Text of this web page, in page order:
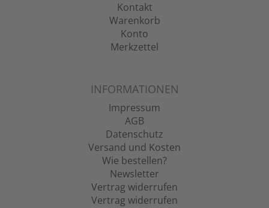
Kontakt
Warenkorb
Konto
Merkzettel
INFORMATIONEN
Impressum
AGB
Datenschutz
Versand und Kosten
Wie bestellen?
Newsletter
Vertrag widerrufen
Vertrag widerrufen